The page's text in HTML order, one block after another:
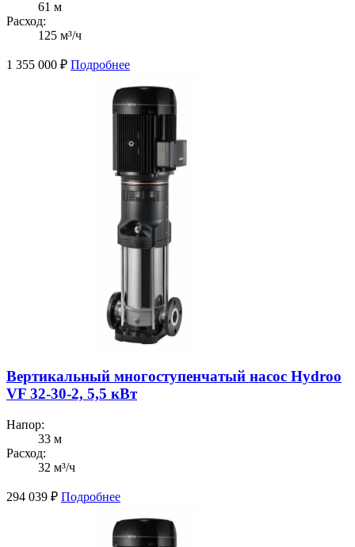
61 м
Расход:
125 м³/ч
1 355 000 ₽ Подробнее
Вертикальный многоступенчатый насос Hydroo
VF 32-30-2, 5,5 кВт
Напор:
33 м
Расход:
32 м³/ч
294 039 ₽ Подробнее